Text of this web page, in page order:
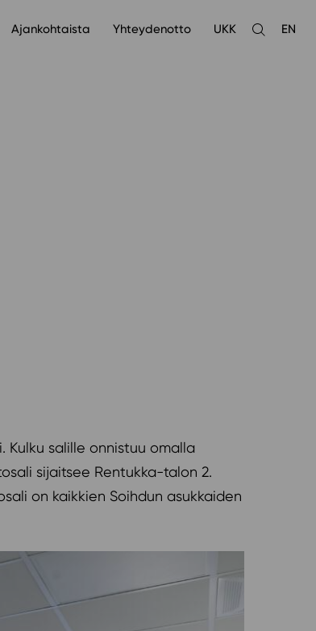
Ajankohtaista Yhteydenotto UKK
Avaa
EN
Kulku salille onnistuu omalla
sijaitsee Rentukka-talon 2.
on kaikkien Soihdun asukkaiden